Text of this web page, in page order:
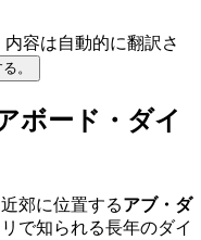
内容は自動的に翻訳さ
。
ボード・ダイ
郊に位置するアブ・ダ
で知られる長年のダイ